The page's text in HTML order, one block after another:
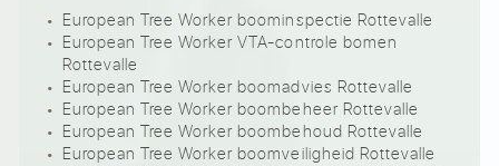
European Tree Worker boominspectie Rottevalle
European Tree Worker VTA-controle bomen
Rottevalle
European Tree Worker boomadvies Rottevalle
European Tree Worker boombeheer Rottevalle
European Tree Worker boombehoud Rottevalle
European Tree Worker boomveiligheid Rottevalle